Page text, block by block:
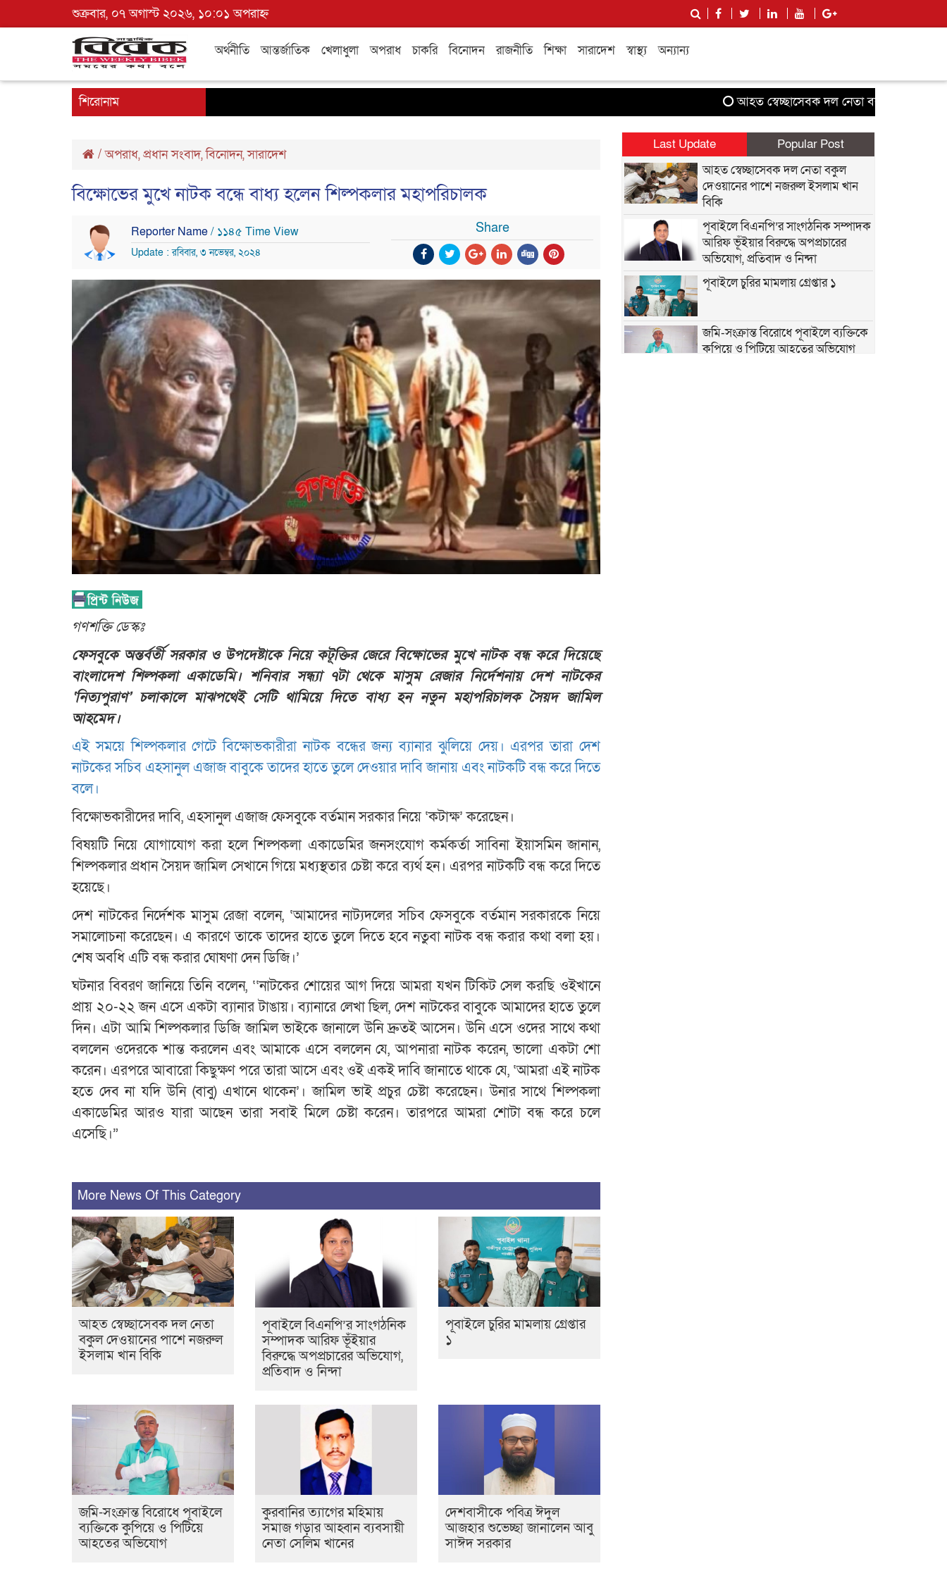
শুক্রবার, ০৭ অগাস্ট ২০২৬, ১০:০১ অপরাহ্ন
অর্থনীতি আন্তর্জাতিক খেলাধুলা অপরাধ চাকরি বিনোদন রাজনীতি শিক্ষা সারাদেশ স্বাস্থ্য অন্যান্য
শিরোনাম আহত স্বেচ্ছাসেবক দল নেতা বকুল দেওয়ানের
/অপরাধ,প্রধান সংবাদ,বিনোদন,সারাদেশ
বিক্ষোভের মুখে নাটক বন্ধে বাধ্য হলেন শিল্পকলার মহাপরিচালক
Reporter Name/ ১১৪৫ Time View
Update : রবিবার, ৩ নভেম্বর, ২০২৪
Share
গণশক্তি ডেস্কঃ
ফেসবুকে অন্তর্বর্তী সরকার ও উপদেষ্টাকে নিয়ে কটূক্তির জেরে বিক্ষোভের মুখে নাটক বন্ধ করে দিয়েছে
বাংলাদেশ শিল্পকলা একাডেমি। শনিবার সন্ধ্যা ৭টা থেকে মাসুম রেজার নির্দেশনায় দেশ নাটকের
‘নিত্যপুরাণ’ চলাকালে মাঝপথেই সেটি থামিয়ে দিতে বাধ্য হন নতুন মহাপরিচালক সৈয়দ জামিল
আহমেদ।
এই সময়ে শিল্পকলার গেটে বিক্ষোভকারীরা নাটক বন্ধের জন্য ব্যানার ঝুলিয়ে দেয়। এরপর তারা দেশ
নাটকের সচিব এহসানুল এজাজ বাবুকে তাদের হাতে তুলে দেওয়ার দাবি জানায় এবং নাটকটি বন্ধ করে দিতে
বলে।
বিক্ষোভকারীদের দাবি, এহসানুল এজাজ ফেসবুকে বর্তমান সরকার নিয়ে ‘কটাক্ষ’ করেছেন।
বিষয়টি নিয়ে যোগাযোগ করা হলে শিল্পকলা একাডেমির জনসংযোগ কর্মকর্তা সাবিনা ইয়াসমিন জানান,
শিল্পকলার প্রধান সৈয়দ জামিল সেখানে গিয়ে মধ্যস্থতার চেষ্টা করে ব্যর্থ হন। এরপর নাটকটি বন্ধ করে দিতে
হয়েছে।
দেশ নাটকের নির্দেশক মাসুম রেজা বলেন, ‌‌‌‌‌‌‌‌‌‌‌‌‌‌‌‌‌‌‌‌‌‌‌‌‌‌‌‌‌‌‌‌‌‌‌‌‌‘আমাদের নাট্যদলের সচিব ফেসবুকে বর্তমান সরকারকে নিয়ে
সমালোচনা করেছেন। এ কারণে তাকে তাদের হাতে তুলে দিতে হবে নতুবা নাটক বন্ধ করার কথা বলা হয়।
শেষ অবধি এটি বন্ধ করার ঘোষণা দেন ডিজি।’
ঘটনার বিবরণ জা‌‌‌‌‌‌‌‌‌‌‌‌‌‌‌‌‌‌‌‌‌‌‌‌‌‌নিয়ে ‌তিনি বলেন, ‌‌‌‌‌‌‌‌‌‌‌‌‌‌‌‌‌‌‘‘নাটকের শোয়ের আগ দিয়ে আমরা যখন টিকিট সেল করছি ওইখানে
প্রায় ২০-২২ জন এসে একটা ব্যানার টাঙায়। ব্যানারে লেখা ছিল, দেশ নাটকের বাবুকে আমাদের হাতে তুলে
দিন। এটা আমি শিল্পকলার ডিজি জামিল ভাইকে জানালে উনি দ্রুতই আসেন। উনি এসে ওদের সাথে কথা
বললেন ওদেরকে শান্ত করলেন এবং আমাকে এসে বললেন যে, আপনারা নাটক করেন, ভালো একটা শো
করেন। এরপরে আবারো কিছুক্ষণ পরে তারা আসে এবং ওই একই দাবি জানাতে থাকে যে, ‌‌‌‌‌‌‌‌‌‌‌‌‌‌‌‌‌‌‌‌‌‌‌‌‌‌‌‌‌‌‌‌‌‌‌‌‌‌‌‌‌‌‌‌‌‌‌‌‌‌‌‌‌‌‌‌‌‌‌‌‌‌‌‌‌‌‌‌‌‌‌‌‌‌‌‌‌‌‌‌‌‌‌‌‌‌‌‌‌‌‌‌‌‌‌‌‌‌‌‌‌‌‌‌‌‌‌‌‌‌‌‌‌‌‌‌‌‌‌‌‌‌‌‌‌‌‌‌‌‌‌‌‌‌‌‌‌‌‌‌‌‌‌‌‌‌‌‌‌‌‌‌‌‌‌‌‌‌‌‌‌‌‌‌‌‌‌‌‌‌‌‌‌‌‌‌‌‌‌‌‌‌‌‌‌‌‌‌‌‌‌‌‌‌‌‌‌‌‌‌‌‌‌‌‌‌‌‌‌‌‌‌‌‌‌‌‌‌‌‌‌‌‌‌‌‌‌‌‌‌‌‌‌‌‌‌‌‌‌‌‌‌‌‌‌‌‌‌‌‌‌‌‌‌‌‌‌‌‌‌‌‌‌‌‌‌‌‌‌‌‌‌‌‌‌‌‌‌‌‌‌‌‌‌‌‌‌‌‌‌‌‌‌‌‌‌‌‌‌‘আমরা এই নাটক
হতে দেব না যদি উনি (বাবু) এখানে থাকেন’। জামিল ভাই প্রচুর চেষ্টা করেছেন। উনার সাথে শিল্পকলা
একাডেমির আরও যারা আছেন তারা সবাই মিলে চেষ্টা করেন। তারপরে আমরা শোটা বন্ধ করে চলে
এসেছি।”
More News Of This Category
আহত স্বেচ্ছাসেবক দল নেতা
বকুল দেওয়ানের পাশে নজরুল
ইসলাম খান বিকি
পূবাইলে বিএনপি’র সাংগঠনিক
সম্পাদক আরিফ ভূঁইয়ার
বিরুদ্ধে অপপ্রচারের অভিযোগ,
প্রতিবাদ ও নিন্দা
পূবাইলে চুরির মামলায় গ্রেপ্তার
১
জমি-সংক্রান্ত বিরোধে পূবাইলে
ব্যক্তিকে কুপিয়ে ও পিটিয়ে
আহতের অভিযোগ
কুরবানির ত্যাগের মহিমায়
সমাজ গড়ার আহ্বান ব্যবসায়ী
নেতা সেলিম খানের
দেশবাসীকে পবিত্র ঈদুল
আজহার শুভেচ্ছা জানালেন আবু
সাঈদ সরকার
Last Update
Popular Post
আহত স্বেচ্ছাসেবক দল নেতা বকুল
দেওয়ানের পাশে নজরুল ইসলাম খান
বিকি
পূবাইলে বিএনপি’র সাংগঠনিক সম্পাদক
আরিফ ভূঁইয়ার বিরুদ্ধে অপপ্রচারের
অভিযোগ, প্রতিবাদ ও নিন্দা
পূবাইলে চুরির মামলায় গ্রেপ্তার ১
জমি-সংক্রান্ত বিরোধে পূবাইলে ব্যক্তিকে
কুপিয়ে ও পিটিয়ে আহতের অভিযোগ